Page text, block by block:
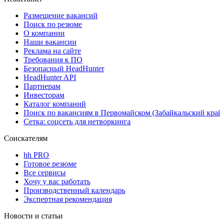
Размещение вакансий
Поиск по резюме
О компании
Наши вакансии
Реклама на сайте
Требования к ПО
Безопасный HeadHunter
HeadHunter API
Партнерам
Инвесторам
Каталог компаний
Поиск по вакансиям в Первомайском (Забайкальский
Сетка: соцсеть для нетворкинга
Соискателям
hh PRO
Готовое резюме
Все сервисы
Хочу у вас работать
Производственный календарь
Экспертная рекомендация
Новости и статьи